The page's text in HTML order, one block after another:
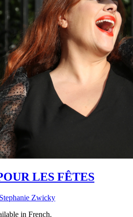
LES FÊTES
Stephanie Zwicky
in French.